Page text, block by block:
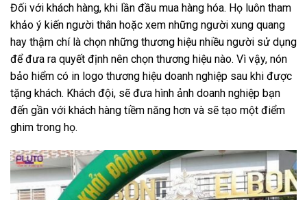
Đối với khách hàng, khi lần đầu mua hàng hóa. Họ luôn tham
khảo ý kiến người thân hoặc xem những người xung quang
hay thậm chí là chọn những thương hiệu nhiều người sử dụng
để đưa ra quyết định nên chọn thương hiệu nào. Vì vậy, nón
bảo hiểm có in logo thương hiệu doanh nghiệp sau khi được
tặng khách. Khách đội, sẽ đưa hình ảnh doanh nghiệp bạn
đến gần với khách hàng tiềm năng hơn và sẽ tạo một điểm
ghim trong họ.